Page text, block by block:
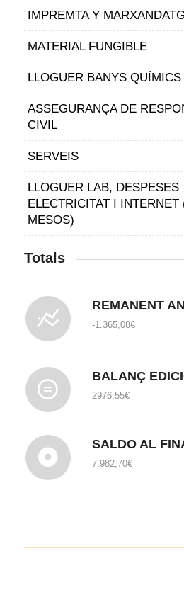
IMPREMTA Y
MATERIAL FUNGIBLE
LLOGUER BANYS QUÍMICS
ASSEGURANÇA DE
CIVIL
SERVEIS
LLOGUER LAB, DESPESES
ELECTRICITAT I INTERNET
MESOS)
Totals
REMANENT
-1.365,08€
BALANÇ
2976,55€
SALDO AL
7.982,70€